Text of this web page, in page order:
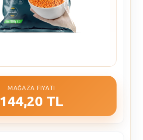
MAĞAZA FIYATI
144,20 TL